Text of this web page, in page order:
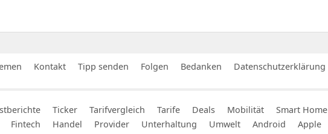
Kontakt Tipp senden Folgen Bedanken Datenschutzerklärung
Ticker Tarifvergleich Tarife Deals Mobilität Smart Home
Fintech Handel Provider Unterhaltung Umwelt Android Apple